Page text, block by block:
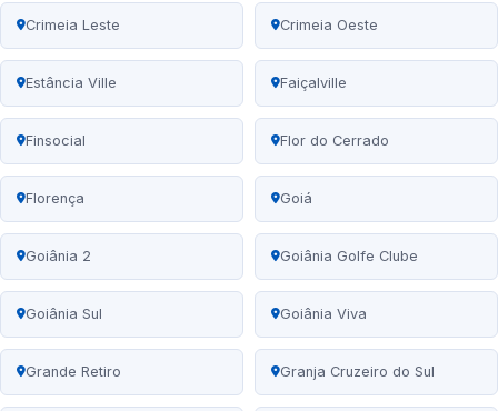
Crimeia Leste Crimeia Oeste
Estância Ville Faiçalville
Finsocial Flor do Cerrado
Florença Goiá
Goiânia 2 Goiânia Golfe Clube
Goiânia Sul Goiânia Viva
Grande Retiro Granja Cruzeiro do Sul